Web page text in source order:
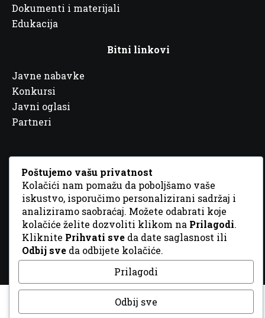
Dokumenti i materijali
Edukacija
Bitni linkovi
Javne nabavke
Konkursi
Javni oglasi
Partneri
© 2026 Sva prava zadržana. DizajnGordonDM
Poštujemo vašu privatnost
Kolačići nam pomažu da poboljšamo vaše
iskustvo, isporučimo personalizirani sadržaj i
analiziramo saobraćaj. Možete odabrati koje
kolačiće želite dozvoliti klikom na Prilagodi.
Kliknite Prihvati sve da date saglasnost ili
Odbij sve da odbijete kolačiće.
Prilagodi
Odbij sve